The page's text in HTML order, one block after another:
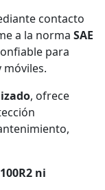
contacto
a la norma SAE
para
, ofrece
ni